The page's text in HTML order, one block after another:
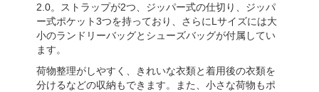
2.0。ストラップが2つ、ジッパー式の仕切り、ジッパ
ー式ポケット3つを持っており、さらにLサイズには大
小のランドリーバッグとシューズバッグが付属してい
ます。
荷物整理がしやすく、きれいな衣類と着用後の衣類を
分けるなどの収納もできます。また、小さな荷物もポ